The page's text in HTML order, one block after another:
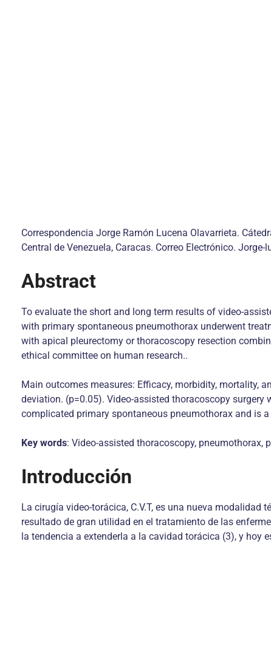
Correspondencia Jorge Ramón Lucena Olavarrieta.
Central de Venezuela, Caracas. Correo Electrónico. Jorge-
Abstract
To evaluate the short and long term results of video-
with primary spontaneous pneumothorax underwent
with apical pleurectomy or thoracoscopy resection
ethical committee on human research..
Main outcomes measures: Efficacy, morbidity, mortality,
deviation. (p=0.05). Video-assisted thoracoscopy
complicated primary spontaneous pneumothorax and is
Key words: Video-assisted thoracoscopy, pneumothorax,
Introducción
La cirugía video-torácica, C.V.T, es una nueva
resultado de gran utilidad en el tratamiento de las
la tendencia a extenderla a la cavidad torácica (3), y